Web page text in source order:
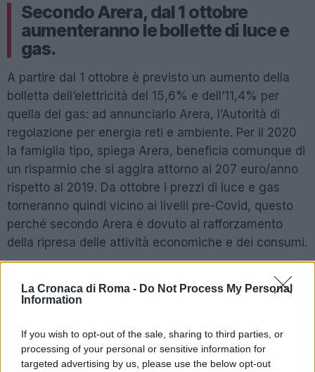
La Cronaca di Roma - Do Not Process My Personal
Information
If you wish to opt-out of the sale, sharing to third parties, or
processing of your personal or sensitive information for
targeted advertising by us, please use the below opt-out
Secondo Arera, dal 1 ottobre
aumenteranno le bollette di luce e
gas.
A partire dal 1 ottobre è previsto un aumento della
bolletta dell’elettricità del 15,6% e dell’11,4% per
quella del gas: ad annunciarlo Arera, l’Autorità di
regolazione per energia reti e ambiente. Per il 2020
la famiglia tipo, spiega Arera, beneficia comunque di
un risparmio che si aggira attorno ai 207 euro/anno
rispetto al 2019. Da ottobre i prezzi di luce e gas
torneranno quindi vicino ai livelli pre-Covid, questo
perché secondo Arera è dovuto al rafforzamento
della ripresa delle attività economiche e dei consumi.
SEGUICI SU FACEBOOK
POTREBBE INTERESSARTI